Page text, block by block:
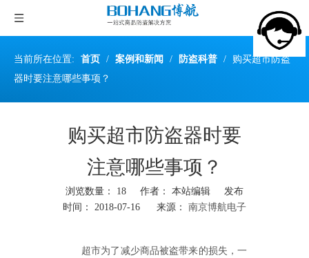
当前所在位置: 首页 / 案例和新闻 / 防盗科普 /
购买超市防盗
器时要注意哪些事项？
购买超市防盗器时要
注意哪些事项？
浏览数量： 18 作者： 本站编辑 发布
时间： 2018-07-16 来源： 南京博航电子
超市为了减少商品被盗带来的损失，一